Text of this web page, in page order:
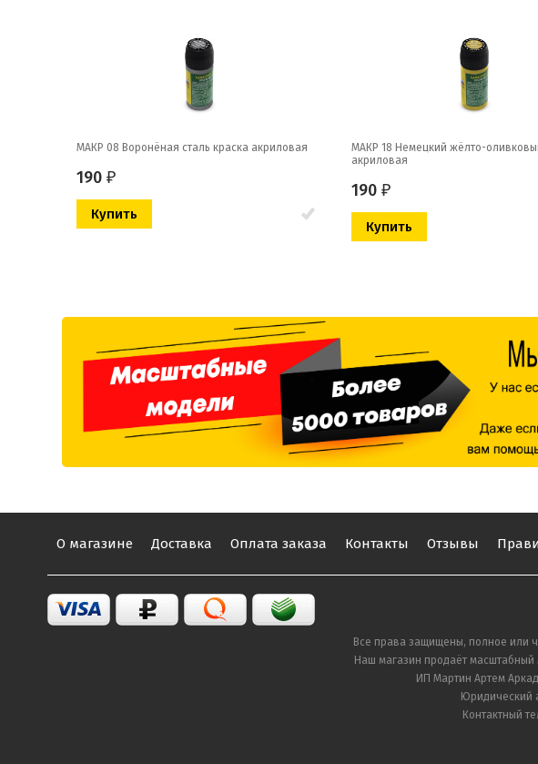
МАКР 08 Воронёная сталь краска акриловая
190 ₽
МАКР 18 Немецкий жёлто-
акриловая
190 ₽
О магазине Доставка Оплата заказа Контакты Отзывы
Все права защищены, полное или
Наш магазин продаёт масштабный
ИП Мартин Артем
Юридический
Контактный